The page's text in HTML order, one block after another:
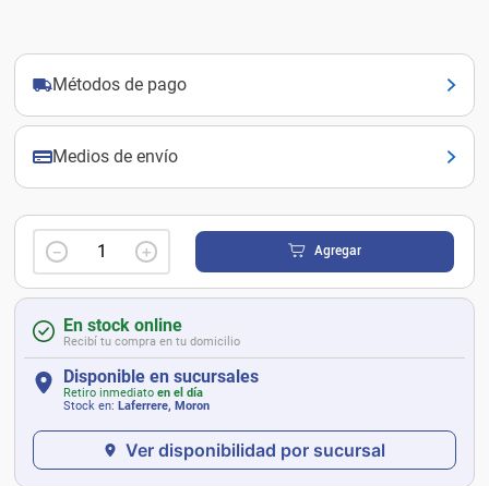
Métodos de pago
Medios de envío
＋
－ Agregar
En stock online
Recibí tu compra en tu domicilio
Disponible en sucursales
Retiro inmediato en el día
Stock en: Laferrere, Moron
Ver disponibilidad por sucursal